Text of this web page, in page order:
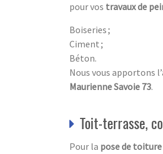
pour vos travaux de
Boiseries ;
Ciment ;
Béton.
Nous vous apportons
Maurienne Savoie 73.
Toit-terrasse,
Pour la pose de toiture